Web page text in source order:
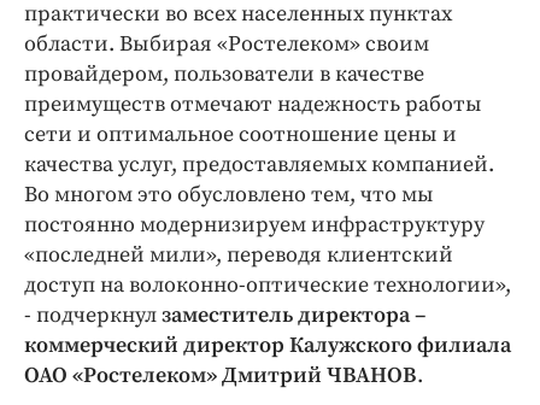
практически во всех населенных пунктах
области. Выбирая «Ростелеком» своим
провайдером, пользователи в качестве
преимуществ отмечают надежность работы
сети и оптимальное соотношение цены и
качества услуг, предоставляемых компанией.
Во многом это обусловлено тем, что мы
постоянно модернизируем инфраструктуру
«последней мили», переводя клиентский
доступ на волоконно-оптические технологии»,
- подчеркнулзаместитель директора –
коммерческий директор Калужского филиала
ОАО «Ростелеком» Дмитрий ЧВАНОВ.